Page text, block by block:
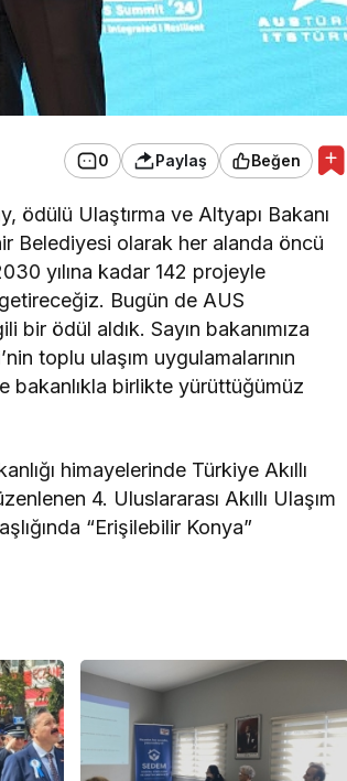
0 Paylaş Beğen
ödülü Ulaştırma ve Altyapı Bakanı
Belediyesi olarak her alanda öncü
yılına kadar 142 projeyle
getireceğiz. Bugün de AUS
bir ödül aldık. Sayın bakanımıza
toplu ulaşım uygulamalarının
bakanlıkla birlikte yürüttüğümüz
himayelerinde Türkiye Akıllı
4. Uluslararası Akıllı Ulaşım
“Erişilebilir Konya”